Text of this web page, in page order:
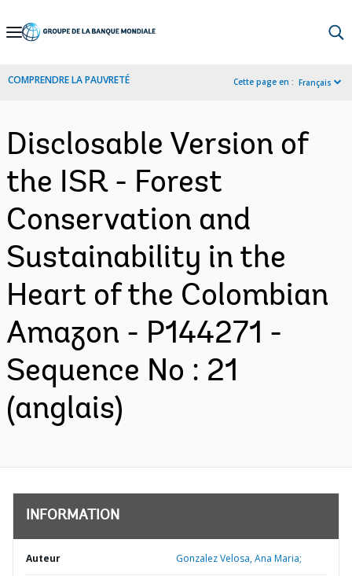
Skip
Navigation
COMPRENDRE LA PAUVRETÉ Cette page en : Français
Disclosable Version of
the ISR - Forest
Conservation and
Sustainability in the
Heart of the Colombian
Amazon - P144271 -
Sequence No : 21
(anglais)
INFORMATION
Auteur Gonzalez Velosa, Ana Maria;